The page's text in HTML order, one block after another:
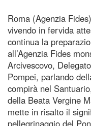
Roma (Agenzia
vivendo in fervida
continua la
all’Agenzia Fides
Arcivescovo,
Pompei, parlando
compirà nel
della Beata Vergine
mette in risalto il
pellegrinaggio del